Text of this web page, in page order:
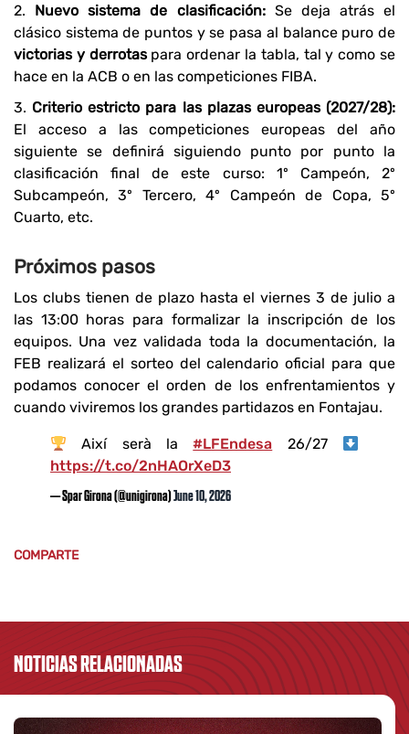
2. Nuevo sistema de clasificación:Se deja atrás el
clásico sistema de puntos y se pasa al balance puro de
victorias y derrotaspara ordenar la tabla, tal y como se
hace en la ACB o en las competiciones FIBA.
3. Criterio estricto para las plazas europeas (2027/28):
El acceso a las competiciones europeas del año
siguiente se definirá siguiendo punto por punto la
clasificación final de este curso: 1º Campeón, 2º
Subcampeón, 3º Tercero, 4º Campeón de Copa, 5º
Cuarto, etc.
Próximos pasos
Los clubs tienen de plazo hasta el viernes 3 de julio a
las 13:00 horas para formalizar la inscripción de los
equipos. Una vez validada toda la documentación, la
FEB realizará el sorteo del calendario oficial para que
podamos conocer el orden de los enfrentamientos y
cuando viviremos los grandes partidazos en Fontajau.
Així serà la#LFEndesa 26/27
https://t.co/2nHAOrXeD3
— Spar Girona (@unigirona)June 10, 2026
COMPARTE
NOTICIAS RELACIONADAS